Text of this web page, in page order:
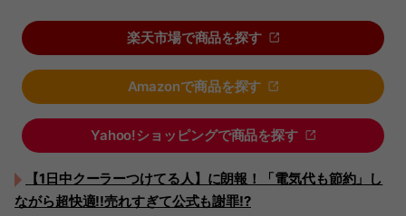
楽天市場で商品を探す
Amazonで商品を探す
Yahoo!ショッピングで商品を探す
【1日中クーラーつけてる人】に朗報！「電気代も節約」し
ながら超快適!!売れすぎて公式も謝罪!?